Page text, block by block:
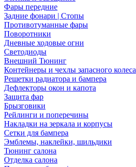
Фары передние
Задние фонари | Стопы
Противотуманные фары
Поворотники
Дневные ходовые огни
Светодиоды
Внешний Тюнинг
Контейнеры и чехлы запасного колеса
Решетки радиатора и бампера
Дефлекторы окон и капота
Защита фар
Брызговики
Рейлинги и поперечины
Накладки на зеркала и корпусы
Сетки для бампера
Эмблемы, наклейки, шильдики
Тюнинг салона
Отделка салона